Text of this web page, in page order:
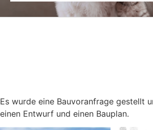
Es wurde eine Bauvoranfrage gestellt
einen Entwurf und einen Bauplan.